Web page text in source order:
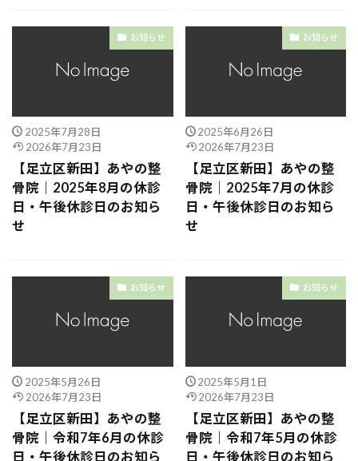
お知らせ
2025年7月28日
2026年7月23日
【足立区新田】あやの整
骨院｜2025年8月の休診
日・午後休診日のお知ら
せ
お知らせ
2025年6月26日
2026年7月23日
【足立区新田】あやの整
骨院｜2025年7月の休診
日・午後休診日のお知ら
せ
お知らせ
2025年5月26日
2026年7月23日
【足立区新田】あやの整
骨院｜令和7年6月の休診
日・午後休診日のお知ら
お知らせ
2025年5月1日
2026年7月23日
【足立区新田】あやの整
骨院｜令和7年5月の休診
日・午後休診日のお知ら